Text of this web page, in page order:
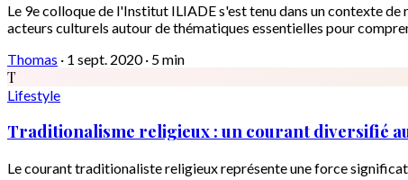
Le 9e colloque de l'Institut ILIADE s'est tenu dans un contexte
acteurs culturels autour de thématiques essentielles pour
Thomas · 1 sept. 2020 · 5 min
T
Lifestyle
Traditionalisme religieux : un courant diversifié
Le courant traditionaliste religieux représente une force